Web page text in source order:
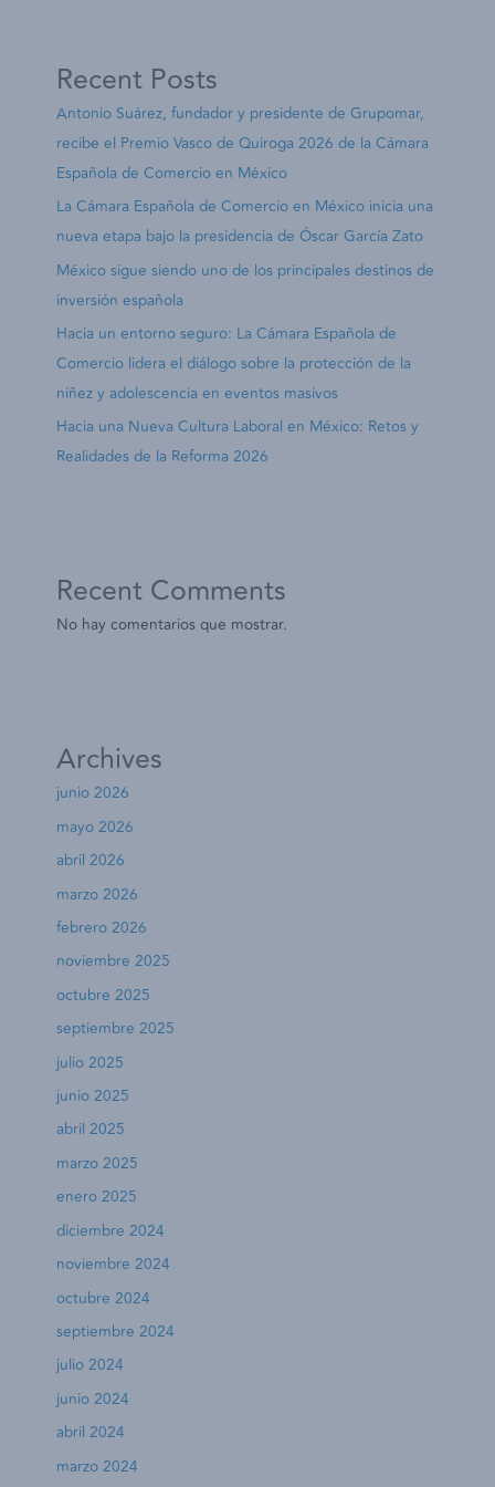
Recent Posts
Antonio Suárez, fundador y presidente de Grupomar,
recibe el Premio Vasco de Quiroga 2026 de la Cámara
Española de Comercio en México
La Cámara Española de Comercio en México inicia una
nueva etapa bajo la presidencia de Óscar García Zato
México sigue siendo uno de los principales destinos de
inversión española
Hacia un entorno seguro: La Cámara Española de
Comercio lidera el diálogo sobre la protección de la
niñez y adolescencia en eventos masivos
Hacia una Nueva Cultura Laboral en México: Retos y
Realidades de la Reforma 2026
Recent Comments
No hay comentarios que mostrar.
Archives
junio 2026
mayo 2026
abril 2026
marzo 2026
febrero 2026
noviembre 2025
octubre 2025
septiembre 2025
julio 2025
junio 2025
abril 2025
marzo 2025
enero 2025
diciembre 2024
noviembre 2024
octubre 2024
septiembre 2024
julio 2024
junio 2024
abril 2024
marzo 2024